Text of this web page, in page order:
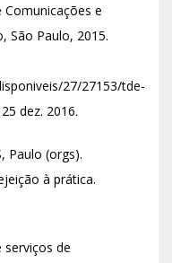
Comunicações e
São Paulo, 2015.
27/27153/tde-
dez. 2016.
Paulo (orgs).
à prática.
serviços de